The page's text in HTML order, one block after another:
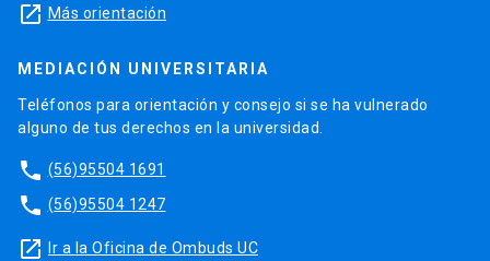
launch Más orientación
MEDIACIÓN UNIVERSITARIA
Teléfonos para orientación y consejo si se ha vulnerado
alguno de tus derechos en la universidad.
phone (56)95504 1691
phone (56)95504 1247
launch Ir a la Oficina de Ombuds UC